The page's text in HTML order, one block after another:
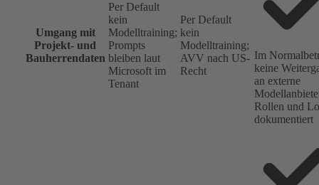
Umgang mit
Projekt- und
Bauherrendaten
Per Default
kein
Modelltraining;
Prompts
bleiben laut
Microsoft im
Tenant
Per Default
kein
Modelltraining;
AVV nach US-
Recht
Im
keine
an externe
Rollen und
dokumentiert